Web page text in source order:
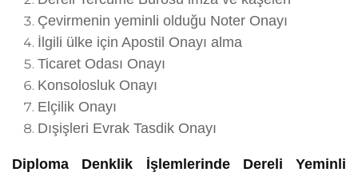
Çevirmenin yeminli olduğu Noter Onayı
İlgili ülke için Apostil Onayı alma
Ticaret Odası Onayı
Konsolosluk Onayı
Elçilik Onayı
Dışişleri Evrak Tasdik Onayı
Diploma Denklik İşlemlerinde Dereli Yeminli